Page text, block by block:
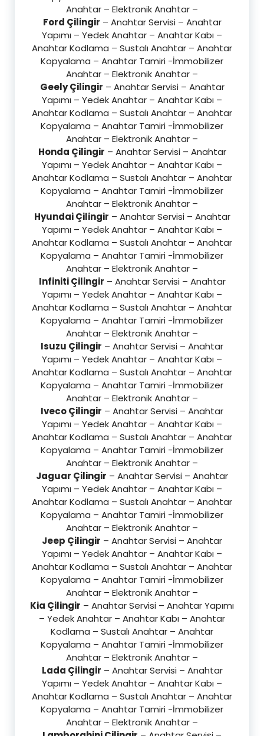
Anahtar – Elektronik Anahtar –
Ford Çilingir – Anahtar Servisi – Anahtar
Yapımı – Yedek Anahtar – Anahtar Kabı –
Anahtar Kodlama – Sustalı Anahtar – Anahtar
Kopyalama – Anahtar Tamiri -İmmobilizer
Anahtar – Elektronik Anahtar –
Geely Çilingir – Anahtar Servisi – Anahtar
Yapımı – Yedek Anahtar – Anahtar Kabı –
Anahtar Kodlama – Sustalı Anahtar – Anahtar
Kopyalama – Anahtar Tamiri -İmmobilizer
Anahtar – Elektronik Anahtar –
Honda Çilingir – Anahtar Servisi – Anahtar
Yapımı – Yedek Anahtar – Anahtar Kabı –
Anahtar Kodlama – Sustalı Anahtar – Anahtar
Kopyalama – Anahtar Tamiri -İmmobilizer
Anahtar – Elektronik Anahtar –
Hyundai Çilingir – Anahtar Servisi – Anahtar
Yapımı – Yedek Anahtar – Anahtar Kabı –
Anahtar Kodlama – Sustalı Anahtar – Anahtar
Kopyalama – Anahtar Tamiri -İmmobilizer
Anahtar – Elektronik Anahtar –
Infiniti Çilingir – Anahtar Servisi – Anahtar
Yapımı – Yedek Anahtar – Anahtar Kabı –
Anahtar Kodlama – Sustalı Anahtar – Anahtar
Kopyalama – Anahtar Tamiri -İmmobilizer
Anahtar – Elektronik Anahtar –
Isuzu Çilingir – Anahtar Servisi – Anahtar
Yapımı – Yedek Anahtar – Anahtar Kabı –
Anahtar Kodlama – Sustalı Anahtar – Anahtar
Kopyalama – Anahtar Tamiri -İmmobilizer
Anahtar – Elektronik Anahtar –
Iveco Çilingir – Anahtar Servisi – Anahtar
Yapımı – Yedek Anahtar – Anahtar Kabı –
Anahtar Kodlama – Sustalı Anahtar – Anahtar
Kopyalama – Anahtar Tamiri -İmmobilizer
Anahtar – Elektronik Anahtar –
Jaguar Çilingir – Anahtar Servisi – Anahtar
Yapımı – Yedek Anahtar – Anahtar Kabı –
Anahtar Kodlama – Sustalı Anahtar – Anahtar
Kopyalama – Anahtar Tamiri -İmmobilizer
Anahtar – Elektronik Anahtar –
Jeep Çilingir – Anahtar Servisi – Anahtar
Yapımı – Yedek Anahtar – Anahtar Kabı –
Anahtar Kodlama – Sustalı Anahtar – Anahtar
Kopyalama – Anahtar Tamiri -İmmobilizer
Anahtar – Elektronik Anahtar –
Kia Çilingir – Anahtar Servisi – Anahtar Yapımı
– Yedek Anahtar – Anahtar Kabı – Anahtar
Kodlama – Sustalı Anahtar – Anahtar
Kopyalama – Anahtar Tamiri -İmmobilizer
Anahtar – Elektronik Anahtar –
Lada Çilingir – Anahtar Servisi – Anahtar
Yapımı – Yedek Anahtar – Anahtar Kabı –
Anahtar Kodlama – Sustalı Anahtar – Anahtar
Kopyalama – Anahtar Tamiri -İmmobilizer
Anahtar – Elektronik Anahtar –